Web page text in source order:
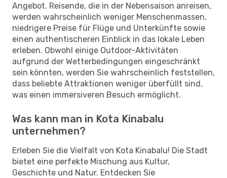
Angebot. Reisende, die in der Nebensaison anreisen,
werden wahrscheinlich weniger Menschenmassen,
niedrigere Preise für Flüge und Unterkünfte sowie
einen authentischeren Einblick in das lokale Leben
erleben. Obwohl einige Outdoor-Aktivitäten
aufgrund der Wetterbedingungen eingeschränkt
sein könnten, werden Sie wahrscheinlich feststellen,
dass beliebte Attraktionen weniger überfüllt sind,
was einen immersiveren Besuch ermöglicht.
Was kann man in Kota Kinabalu
unternehmen?
Erleben Sie die Vielfalt von Kota Kinabalu! Die Stadt
bietet eine perfekte Mischung aus Kultur,
Geschichte und Natur. Entdecken Sie